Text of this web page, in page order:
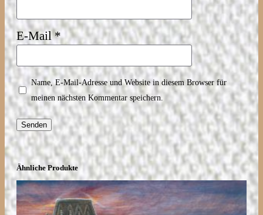
E-Mail*
Name, E-Mail-Adresse und Website in diesem Browser für
meinen nächsten Kommentar speichern.
Ähnliche Produkte